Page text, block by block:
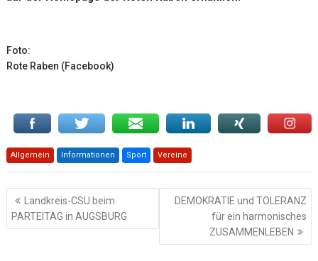
Foto:
Rote Raben (Facebook)
Allgemein Informationen Sport Vereine
Beitragsnavigation
Landkreis-CSU beim
PARTEITAG in AUGSBURG
DEMOKRATIE und TOLERANZ
für ein harmonisches
ZUSAMMENLEBEN